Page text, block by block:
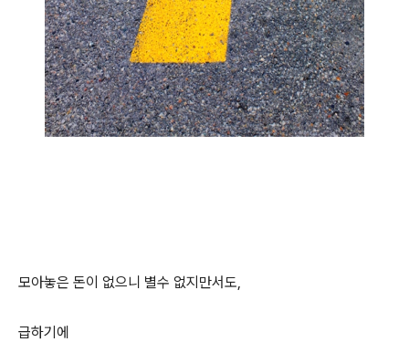
모아놓은 돈이 없으니 별수 없지만서도,
급하기에